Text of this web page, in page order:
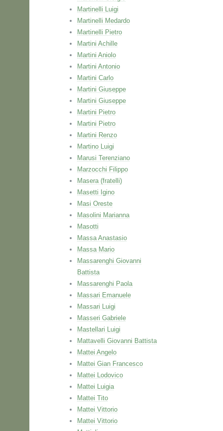
Martinelli Luigi
Martinelli Medardo
Martinelli Pietro
Martini Achille
Martini Aniolo
Martini Antonio
Martini Carlo
Martini Giuseppe
Martini Giuseppe
Martini Pietro
Martini Pietro
Martini Renzo
Martino Luigi
Marusi Terenziano
Marzocchi Filippo
Masera (fratelli)
Masetti Igino
Masi Oreste
Masolini Marianna
Masotti
Massa Anastasio
Massa Mario
Massarenghi Giovanni
Battista
Massarenghi Paola
Massari Emanuele
Massari Luigi
Masseri Gabriele
Mastellari Luigi
Mattavelli Giovanni Battista
Mattei Angelo
Mattei Gian Francesco
Mattei Lodovico
Mattei Luigia
Mattei Tito
Mattei Vittorio
Mattei Vittorio